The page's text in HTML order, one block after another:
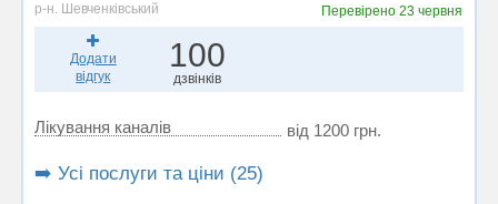
р-н. Шевченківський Перевірено23 червня
Додати
відгук
100
дзвінків
Лікування каналів від 1200 грн.
➡️ Усі послуги та ціни (25)